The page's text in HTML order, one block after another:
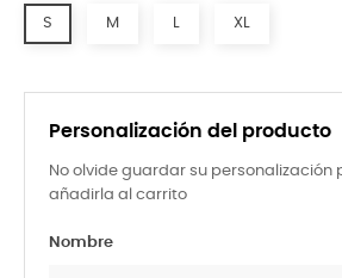
Personalización del producto
No olvide guardar su personalización
añadirla al carrito
Nombre
S M L XL